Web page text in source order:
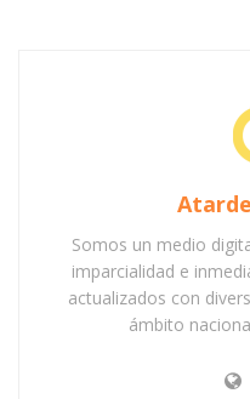
Somos un medio
imparcialidad e
actualizados con
ámbito